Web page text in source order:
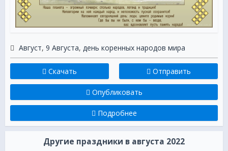
Народы мира коренные,
С международным вашим днём!
И пусть бегут года лихие —
Желаем мира, процветанья,
И мыслей добрых, дел благих,
Красот Земли очарованья —
Вы, как никто, достойны их!
***
День коренных народов мира
Сегодня отмечаем мы.
Их мало, но в единстве — сила,
Так будьте ж, вы, друзья, сильны!
Август, 9 Августа, день коренных народов мира
Скачать Отправить
Опубликовать
Подробнее
Другие праздники в августа 2022